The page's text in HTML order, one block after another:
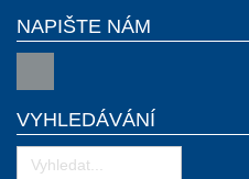
NAPIŠTE NÁM
VYHLEDÁVÁNÍ